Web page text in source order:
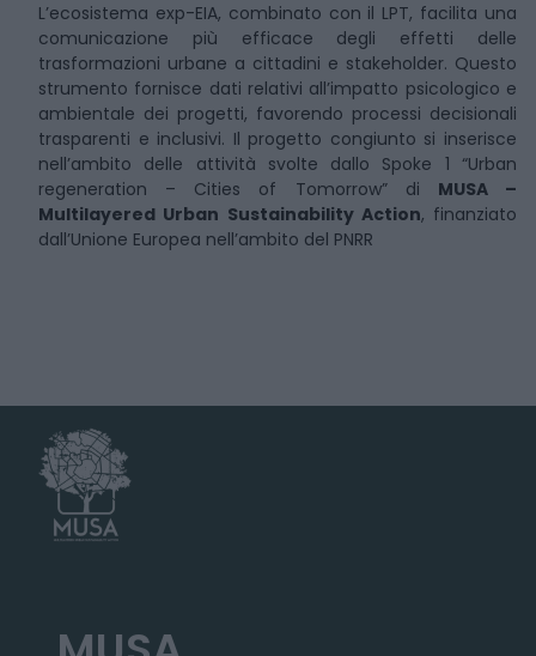
L’ecosistema exp-EIA, combinato con il LPT, facilita una
comunicazione più efficace degli effetti delle
trasformazioni urbane a cittadini e stakeholder. Questo
strumento fornisce dati relativi all’impatto psicologico e
ambientale dei progetti, favorendo processi decisionali
trasparenti e inclusivi. Il progetto congiunto si inserisce
nell’ambito delle attività svolte dallo Spoke 1 “Urban
regeneration – Cities of Tomorrow” di MUSA –
Multilayered Urban Sustainability Action, finanziato
dall’Unione Europea nell’ambito del PNRR